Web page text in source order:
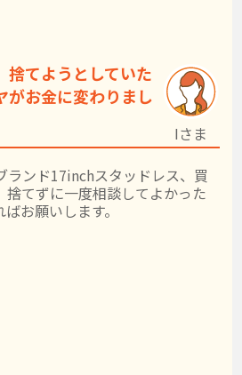
捨てようとしていた
がお金に変わりまし
ランド17inchスタッドレス、買
捨てずに一度相談してよかった
お願いします。
Iさま